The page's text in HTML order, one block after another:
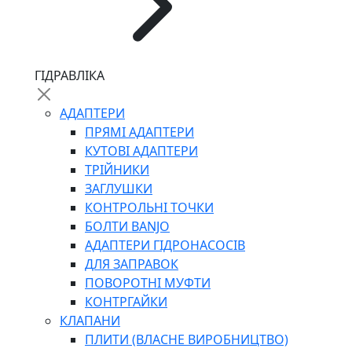
СИЛОВІ
ДРОТЯНІ
ПРУЖИННІ
НЕЙЛОНОВІ
ПРОРЕЗИНЕНІ
АВТОТОВАРИ
АВТОХІМІЯ
ДОМКРАТИ
ГІДРАВЛІКА
АДАПТЕРИ
ПРЯМІ АДАПТЕРИ
КУТОВІ АДАПТЕРИ
ТРІЙНИКИ
ЗАГЛУШКИ
КОНТРОЛЬНІ ТОЧКИ
БОЛТИ BANJO
АДАПТЕРИ ГІДРОНАСОСІВ
ДЛЯ ЗАПРАВОК
ПОВОРОТНІ МУФТИ
КОНТРГАЙКИ
КЛАПАНИ
ПЛИТИ (ВЛАСНЕ ВИРОБНИЦТВО)